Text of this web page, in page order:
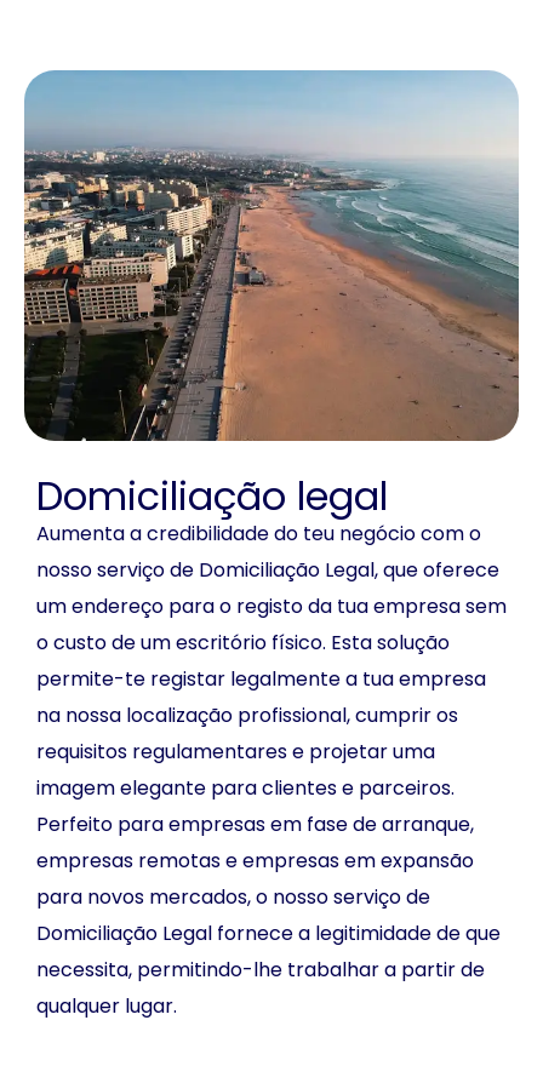
Domiciliação legal
Aumenta a credibilidade do teu negócio com o
nosso serviço de Domiciliação Legal, que oferece
um endereço para o registo da tua empresa sem
o custo de um escritório físico. Esta solução
permite-te registar legalmente a tua empresa
na nossa localização profissional, cumprir os
requisitos regulamentares e projetar uma
imagem elegante para clientes e parceiros.
Perfeito para empresas em fase de arranque,
empresas remotas e empresas em expansão
para novos mercados, o nosso serviço de
Domiciliação Legal fornece a legitimidade de que
necessita, permitindo-lhe trabalhar a partir de
qualquer lugar.